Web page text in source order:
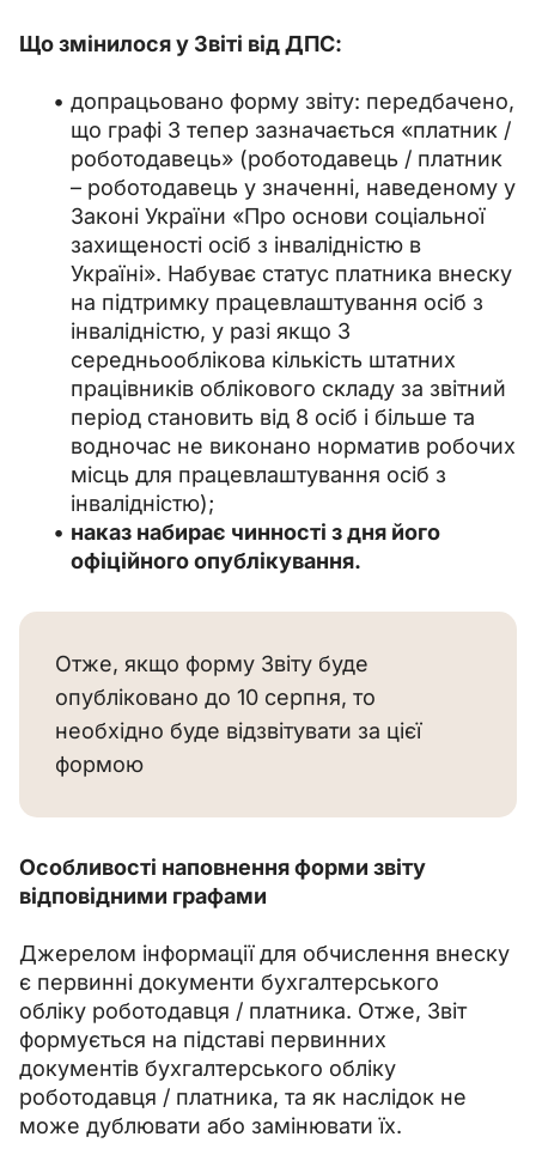
Що змінилося у Звіті від ДПС:
допрацьовано форму звіту: передбачено,
що графі 3 тепер зазначається «платник /
роботодавець» (роботодавець / платник
– роботодавець у значенні, наведеному у
Законі України «Про основи соціальної
захищеності осіб з інвалідністю в
Україні». Набуває статус платника внеску
на підтримку працевлаштування осіб з
інвалідністю, у разі якщо 3
середньооблікова кількість штатних
працівників облікового складу за звітний
період становить від 8 осіб і більше та
водночас не виконано норматив робочих
місць для працевлаштування осіб з
інвалідністю);
наказ набирає чинності з дня його
офіційного опублікування.
Отже, якщо форму Звіту буде
опубліковано до 10 серпня, то
необхідно буде відзвітувати за цієї
формою
Особливості наповнення форми звіту
відповідними графами
Джерелом інформації для обчислення внеску
є первинні документи бухгалтерського
обліку роботодавця / платника. Отже, Звіт
формується на підставі первинних
документів бухгалтерського обліку
роботодавця / платника, та як наслідок не
може дублювати або замінювати їх.